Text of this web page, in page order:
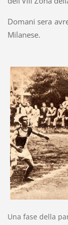
Domani sera
Milanese.
Una fase della